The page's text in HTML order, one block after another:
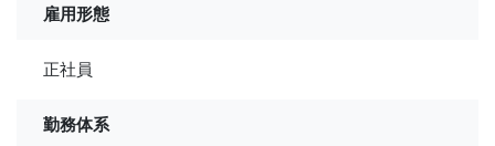
雇用形態
正社員
勤務体系